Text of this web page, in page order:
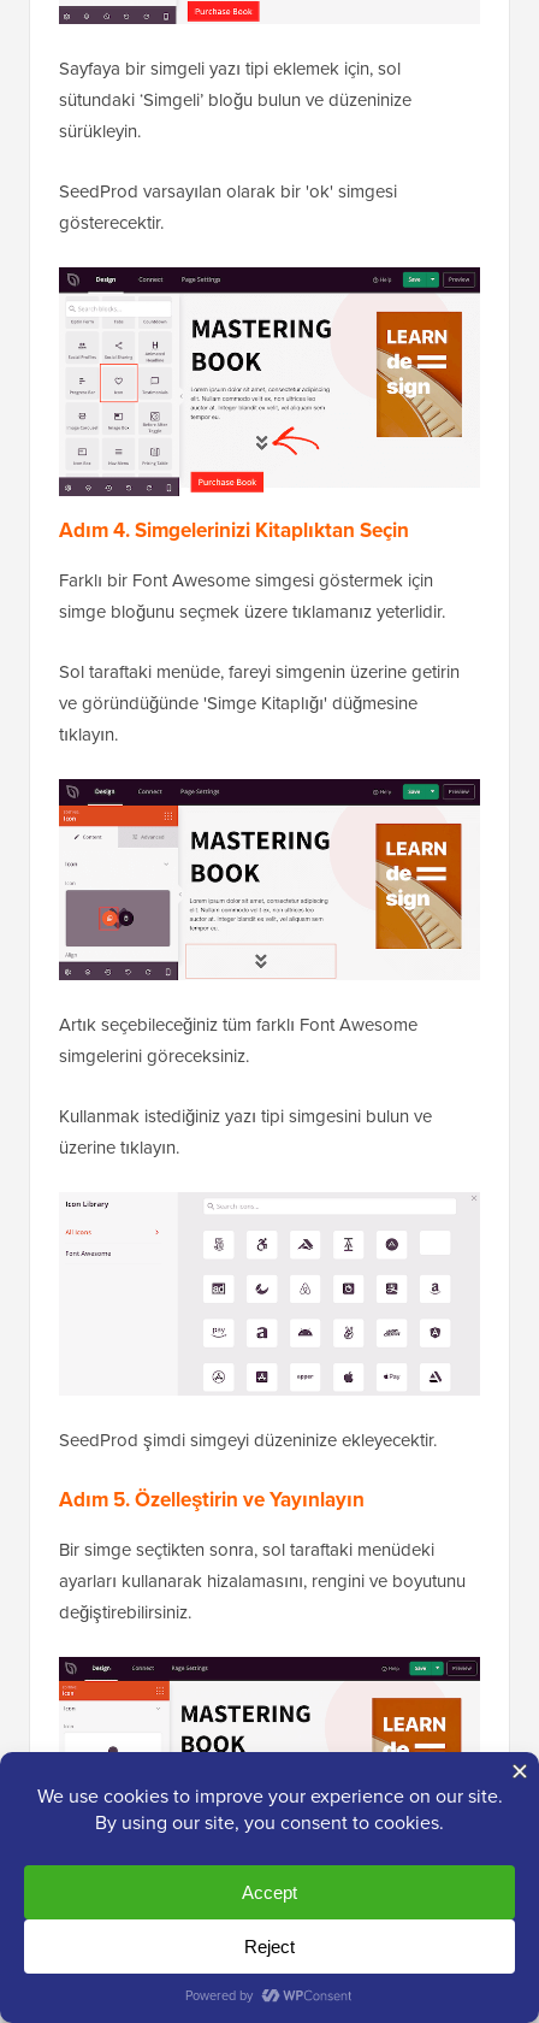
Sayfaya bir simgeli yazı tipi eklemek için, sol
sütundaki ‘Simgeli’ bloğu bulun ve düzeninize
sürükleyin.
SeedProd varsayılan olarak bir 'ok' simgesi
gösterecektir.
Adım 4. Simgelerinizi Kitaplıktan Seçin
Farklı bir Font Awesome simgesi göstermek için
simge bloğunu seçmek üzere tıklamanız yeterlidir.
Sol taraftaki menüde, fareyi simgenin üzerine getirin
ve göründüğünde 'Simge Kitaplığı' düğmesine
tıklayın.
Artık seçebileceğiniz tüm farklı Font Awesome
simgelerini göreceksiniz.
Kullanmak istediğiniz yazı tipi simgesini bulun ve
üzerine tıklayın.
SeedProd şimdi simgeyi düzeninize ekleyecektir.
Adım 5. Özelleştirin ve Yayınlayın
Bir simge seçtikten sonra, sol taraftaki menüdeki
ayarları kullanarak hizalamasını, rengini ve boyutunu
değiştirebilirsiniz.
Sol taraftaki menüdeki 'Bağlantı' alanına yazarak yazı
tipi simgesine bir bağlantı da ekleyebilirsiniz.